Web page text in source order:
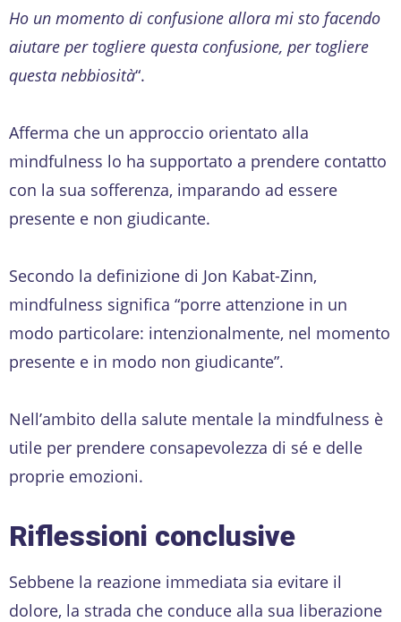
Ho un momento di confusione allora mi sto facendo
aiutare per togliere questa confusione, per togliere
questa nebbiosità“.
Afferma che un approccio orientato alla
mindfulness lo ha supportato a prendere contatto
con la sua sofferenza, imparando ad essere
presente e non giudicante.
Secondo la definizione di Jon Kabat-Zinn,
mindfulness significa “porre attenzione in un
modo particolare: intenzionalmente, nel momento
presente e in modo non giudicante”.
Nell’ambito della salute mentale la mindfulness è
utile per prendere consapevolezza di sé e delle
proprie emozioni.
Riflessioni conclusive
Sebbene la reazione immediata sia evitare il
dolore, la strada che conduce alla sua liberazione